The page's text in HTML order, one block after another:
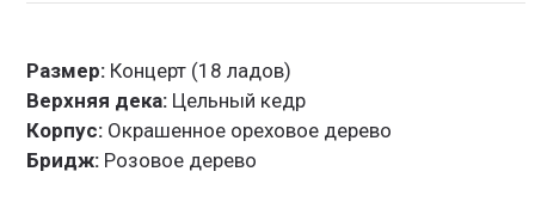
Размер: Концерт (18 ладов)
Верхняя дека: Цельный кедр
Корпус: Окрашенное ореховое дерево
Бридж: Розовое дерево